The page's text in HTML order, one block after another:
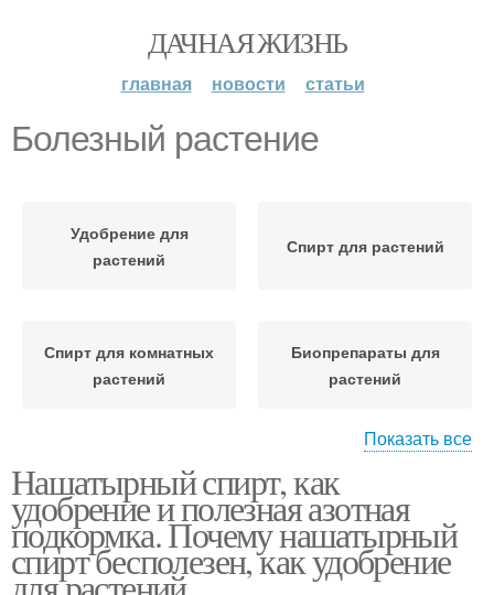
ДАЧНАЯ ЖИЗНЬ
главная новости статьи
Болезный растение
Удобрение для
растений
Спирт для растений
Спирт для комнатных
растений
Биопрепараты для
растений
Растения от болезней и
Показать все
Нашатырный спирт, как
удобрение и полезная азотная
подкормка. Почему нашатырный
спирт бесполезен, как удобрение